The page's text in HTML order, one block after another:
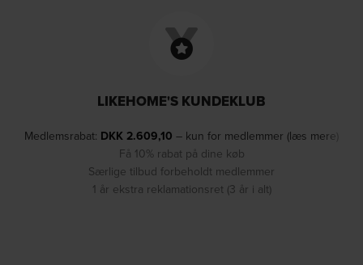
LIKEHOME'S KUNDEKLUB
Medlemsrabat: DKK 2.609,10 – kun for medlemmer (læs mere)
Få 10% rabat på dine køb
Særlige tilbud forbeholdt medlemmer
1 år ekstra reklamationsret (3 år i alt)